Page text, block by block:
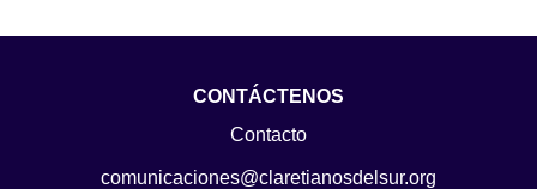
CONTÁCTENOS
Contacto
comunicaciones@claretianosdelsur.org